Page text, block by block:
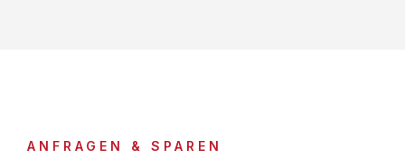
ANFRAGEN & SPAREN